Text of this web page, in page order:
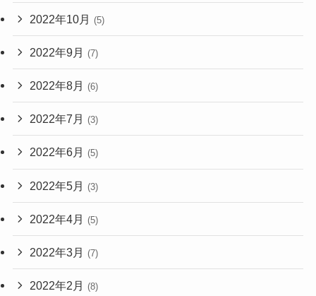
2022年10月 (5)
2022年9月 (7)
2022年8月 (6)
2022年7月 (3)
2022年6月 (5)
2022年5月 (3)
2022年4月 (5)
2022年3月 (7)
2022年2月 (8)